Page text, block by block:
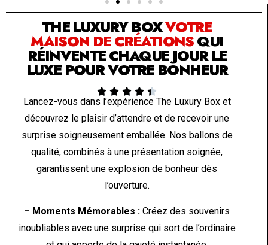
THE LUXURY BOXVOTRE
MAISON DE CRÉATIONSQUI
RÉINVENTE CHAQUE JOUR LE
LUXE POUR VOTRE BONHEUR
    
Lancez-vous dans l’expérience The Luxury Box et
découvrez le plaisir d’attendre et de recevoir une
surprise soigneusement emballée. Nos ballons de
qualité, combinés à une présentation soignée,
garantissent une explosion de bonheur dès
l’ouverture.
– Moments Mémorables : Créez des souvenirs
inoubliables avec une surprise qui sort de l’ordinaire